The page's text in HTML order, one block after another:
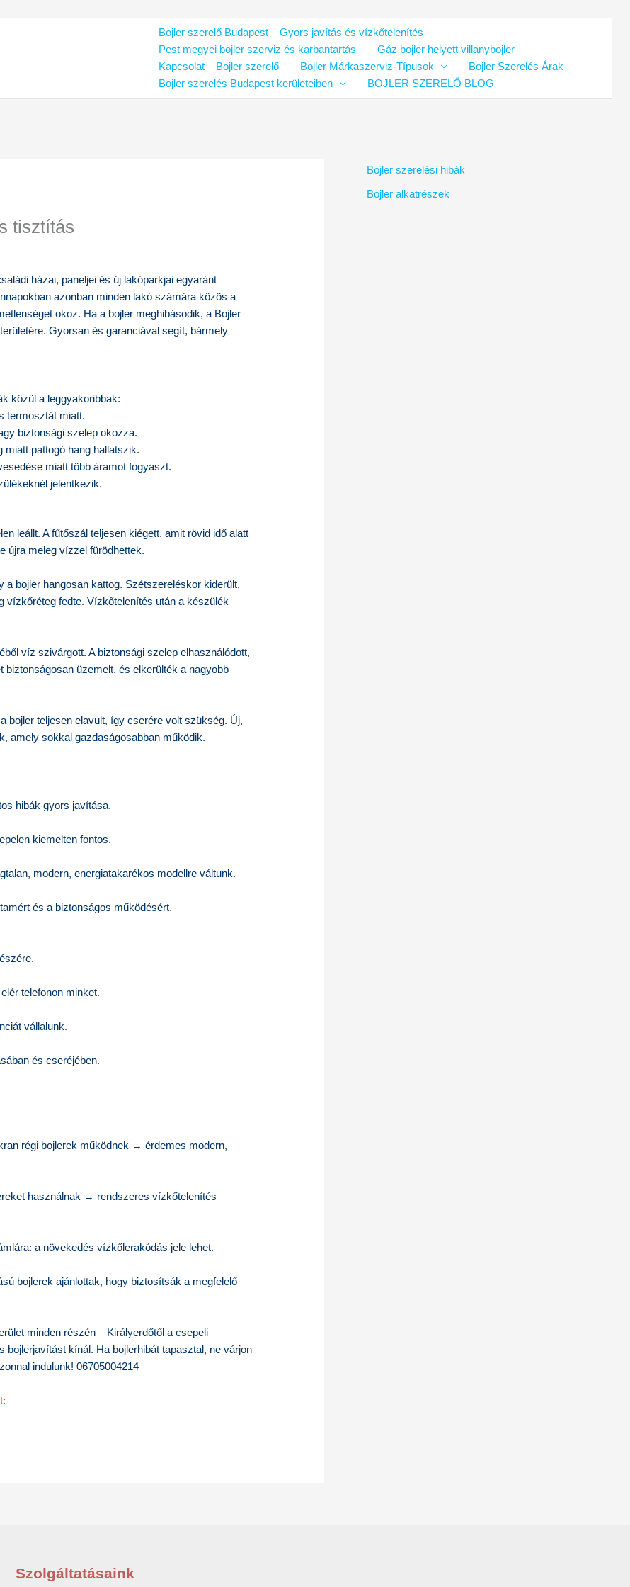
Bojler szerelő Budapest – Gyors javítás és vízkőtelenítés
Pest megyei bojler szerviz és karbantartás
Gáz bojler helyett villanybojler
Kapcsolat – Bojler szerelő
Bojler Márkaszerviz-Típusok
Bojler Szerelés Árak
Bojler szerelés Budapest kerületeiben
BOJLER SZERELŐ BLOG
tisztítás
házai, paneljei és új lakóparkjai egyaránt
azonban minden lakó számára közös a
okoz. Ha a bojler meghibásodik, a Bojler
Gyorsan és garanciával segít, bármely
közül a leggyakoribbak:
termosztát miatt.
biztonsági szelep okozza.
pattogó hang hallatszik.
miatt több áramot fogyaszt.
jelentkezik.
leállt. A fűtőszál teljesen kiégett, amit rövid idő alatt
újra meleg vízzel fürödhettek.
a bojler hangosan kattog. Szétszereléskor kiderült,
vízkőréteg fedte. Vízkőtelenítés után a készülék
víz szivárgott. A biztonsági szelep elhasználódott,
üzemelt, és elkerülték a nagyobb
bojler teljesen elavult, így cserére volt szükség. Új,
amely sokkal gazdaságosabban működik.
hibák gyors javítása.
kiemelten fontos.
modern, energiatakarékos modellre váltunk.
és a biztonságos működésért.
telefonon minket.
vállalunk.
és cseréjében.
régi bojlerek működnek → érdemes modern,
használnak → rendszeres vízkőtelenítés
a növekedés vízkőlerakódás jele lehet.
bojlerek ajánlottak, hogy biztosítsák a megfelelő
minden részén – Királyerdőtől a csepeli
bojlerjavítást kínál. Ha bojlerhibát tapasztal, ne várjon
indulunk! 06705004214
Bojler szerelési hibák
Bojler alkatrészek
Szolgáltatásaink